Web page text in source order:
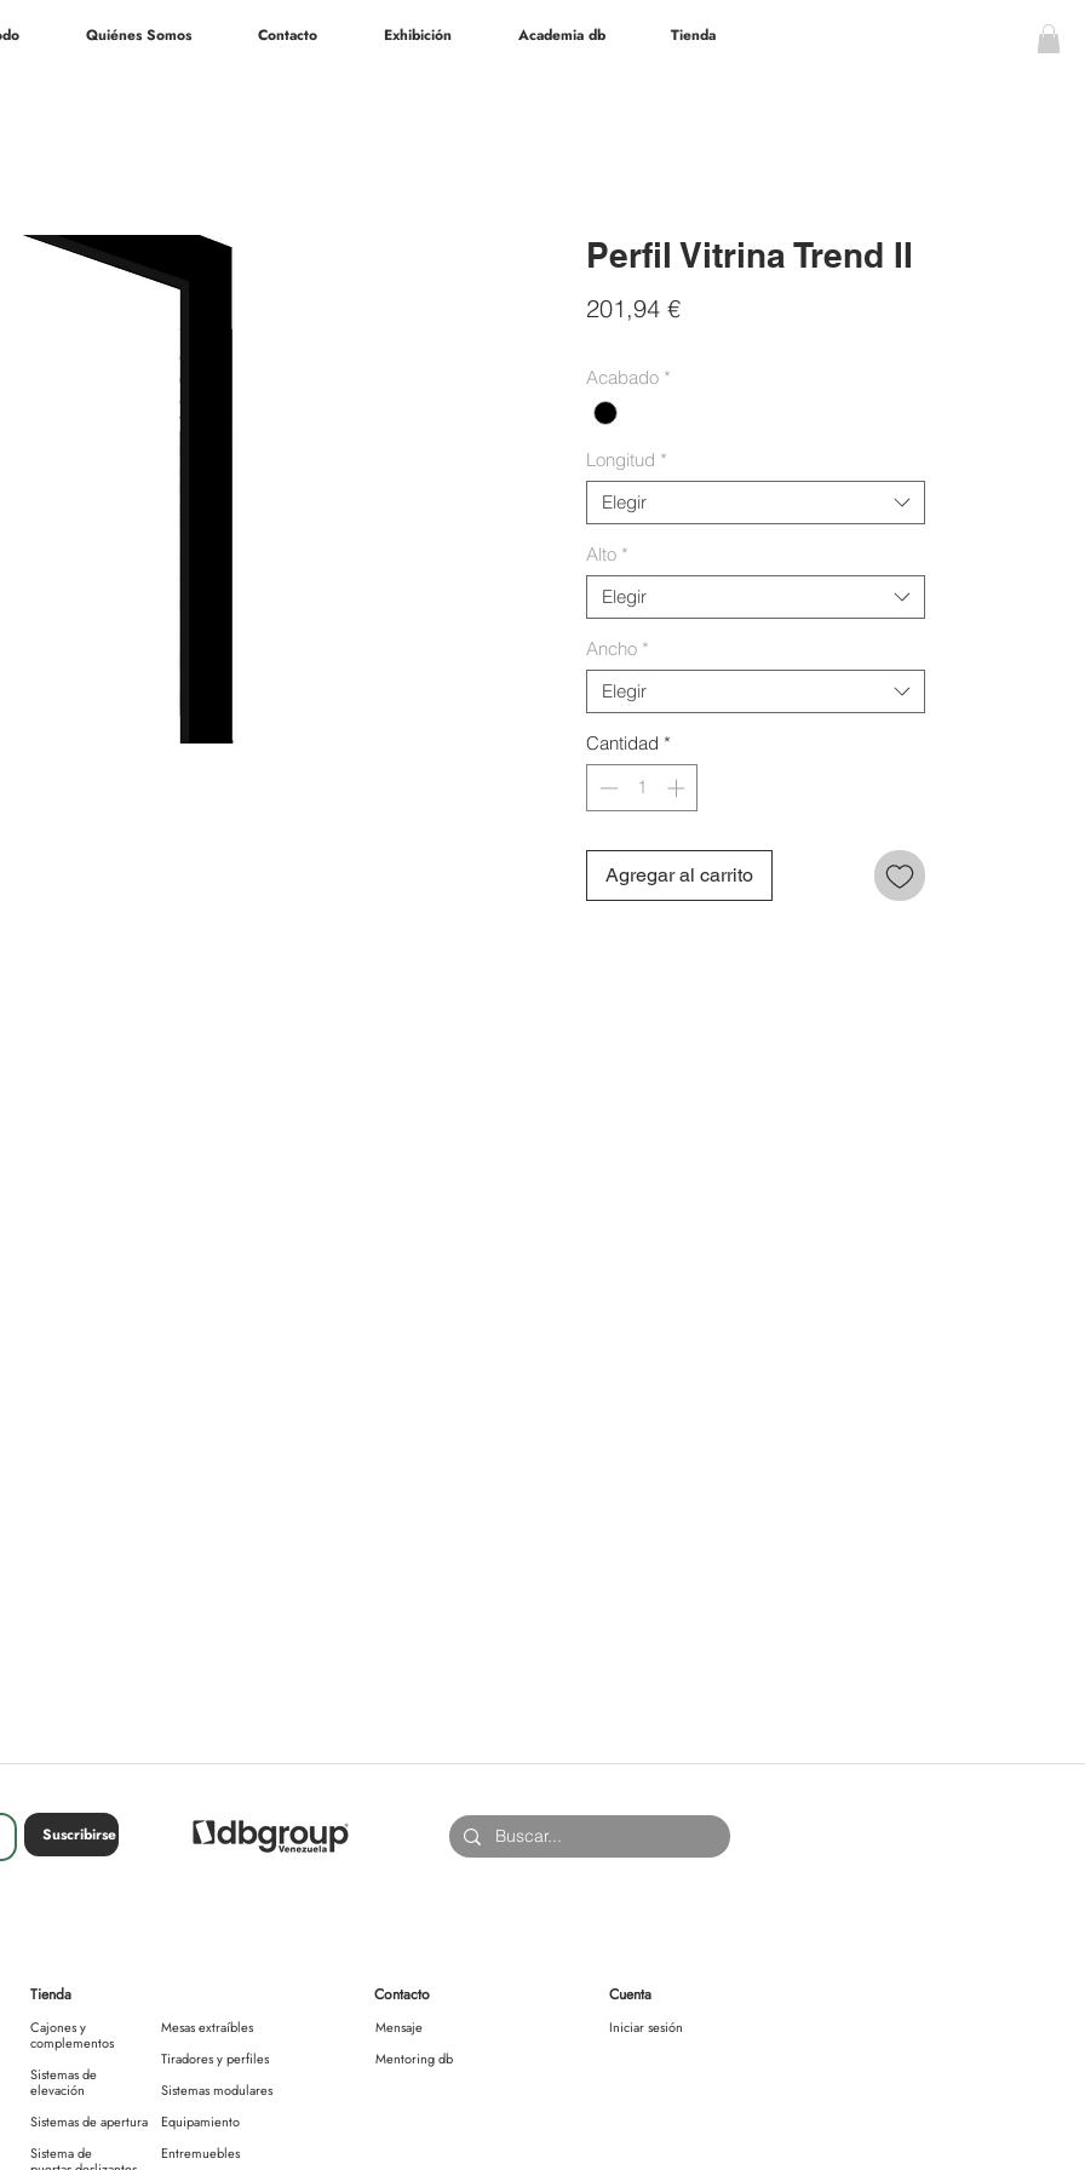
Quiénes Somos Contacto Exhibición Academia db Tienda
Perfil Vitrina Trend II
201,94 €Precio
Acabado *
Longitud *
Elegir
Alto *
Elegir
Ancho *
Elegir
Cantidad *
Agregar al carrito
Suscribirse
Tienda
Cajones y
complementos
Sistemas de
elevación
Sistemas de apertura
Sistema de
Mesas extraíbles
Tiradores y perfiles
Sistemas modulares
Equipamiento
Entremuebles
Contacto
Mensaje
Mentoring db
Cuenta
Iniciar sesión